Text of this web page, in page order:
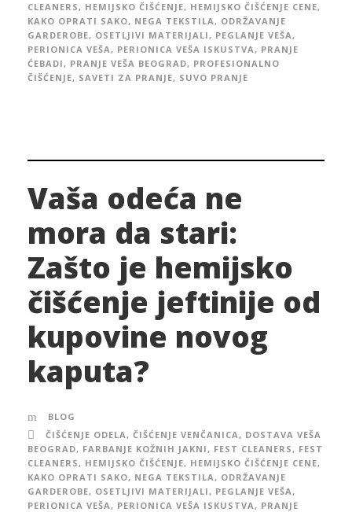
CLEANERS, HEMIJSKO ČIŠĆENJE, HEMIJSKO ČIŠĆENJE CENE,
KAKO OPRATI SAKO, NEGA TEKSTILA, ODRŽAVANJE
GARDEROBE, OSETLJIVI MATERIJALI, PEGLANJE VEŠA,
PERIONICA VEŠA, PERIONICA VEŠA ISKUSTVA, PRANJE
ĆEBADI, PRANJE VEŠA BEOGRAD, PROFESIONALNO
ČIŠĆENJE, SAVETI ZA PRANJE, SUVO PRANJE
Vaša odeća ne
mora da stari:
Zašto je hemijsko
čišćenje jeftinije od
kupovine novog
kaputa?
BLOG
ČIŠĆENJE ODELA , ČIŠĆENJE VENČANICA , DOSTAVA VEŠA
BEOGRAD, FARBANJE KOŽNIH JAKNI , FEST CLEANERS , FEST
CLEANERS , HEMIJSKO ČIŠĆENJE, HEMIJSKO ČIŠĆENJE CENE,
KAKO OPRATI SAKO, NEGA TEKSTILA , ODRŽAVANJE
GARDEROBE, OSETLJIVI MATERIJALI , PEGLANJE VEŠA ,
PERIONICA VEŠA , PERIONICA VEŠA ISKUSTVA , PRANJE